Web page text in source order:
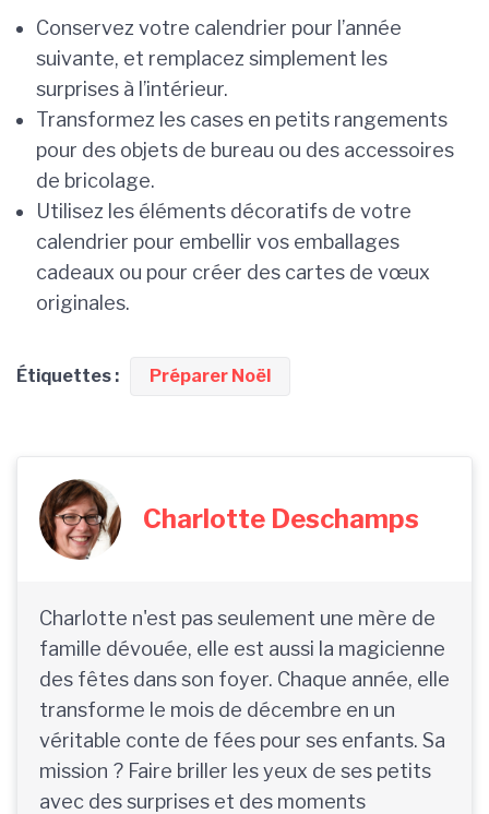
Conservez votre calendrier pour l’année
suivante, et remplacez simplement les
surprises à l’intérieur.
Transformez les cases en petits rangements
pour des objets de bureau ou des accessoires
de bricolage.
Utilisez les éléments décoratifs de votre
calendrier pour embellir vos emballages
cadeaux ou pour créer des cartes de vœux
originales.
Étiquettes : Préparer Noël
Charlotte Deschamps
Charlotte n'est pas seulement une mère de
famille dévouée, elle est aussi la magicienne
des fêtes dans son foyer. Chaque année, elle
transforme le mois de décembre en un
véritable conte de fées pour ses enfants. Sa
mission ? Faire briller les yeux de ses petits
avec des surprises et des moments